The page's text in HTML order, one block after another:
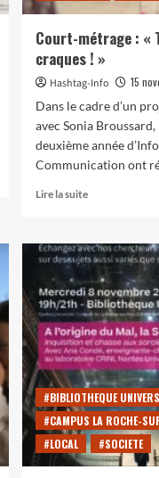
Court-métrage : «
craques ! »
Hashtag-Info
15
Dans le cadre d’un
avec Sonia
deuxième année
Communication ont
Lire la suiteEn
sur
Court-
métrage
:
« Tic-
Tac,
tu
craques
! »
#BIBLIOTHEQUE
#CAMPUS LA ROCHE-
#LOCAL
#SOCIETE